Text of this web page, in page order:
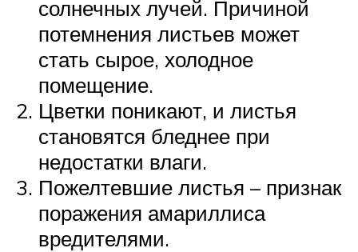
солнечных лучей. Причиной
потемнения листьев может
стать сырое, холодное
помещение.
Цветки поникают, и листья
становятся бледнее при
недостатки влаги.
Пожелтевшие листья – признак
поражения амариллиса
вредителями.